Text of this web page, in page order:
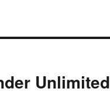
Unlimited